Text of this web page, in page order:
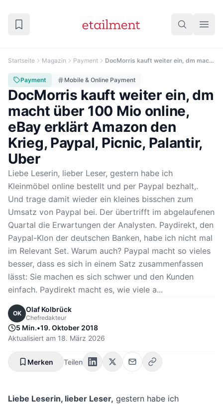
Startseite Magazin Payment DocMorris kauft weiter ein, dm macht über 100 Mio online, eBay erklärt Amazon den Krieg, Paypal, Picnic, Palantir, Uber
Payment Mobile & Online Payment
DocMorris kauft weiter ein, dm
macht über 100 Mio online,
eBay erklärt Amazon den
Krieg, Paypal, Picnic, Palantir,
Uber
Liebe Leserin, lieber Leser, gestern habe ich
Kleinmöbel online bestellt und per Paypal bezhalt,.
Und trage damit wieder ein kleines bisschen zum
Umsatz von Paypal bei. Der übertrifft im abgelaufenen
Quartal die Erwartungen der Analysten. Paydirekt, den
Paypal-Klon der deutschen Banken, habe ich nicht mal
im Relevant Set. Warum auch? Paypal macht so vieles
besser, dass es sich in einem Satz zusammenfassen
lässt: Sie machen es sich schwer und den Kunden
einfach. Paydirekt macht es, wie viele a...
OK Olaf Kolbrück
Chefredakteur
5 Min.•19. Oktober 2018
Aktualisiert am 18. März 2026
Merken Teilen
Liebe Leserin, lieber Leser, gestern habe ich